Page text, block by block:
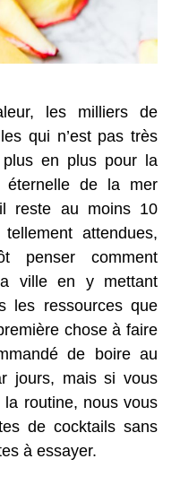
les milliers de
qui n’est pas très
en plus pour la
éternelle de la mer
reste au moins 10
attendues,
penser comment
ville en y mettant
les ressources que
chose à faire
de boire au
jours, mais si vous
routine, nous vous
de cocktails sans
à essayer.